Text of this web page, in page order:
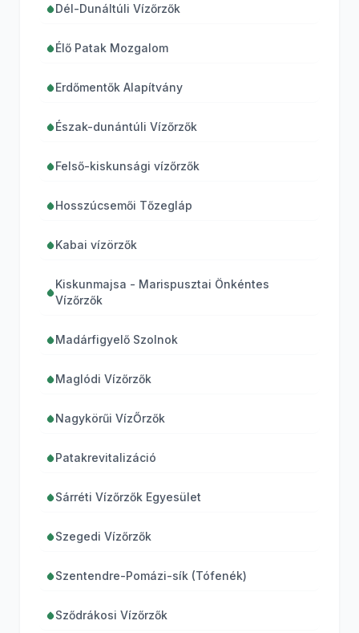
Dél-Dunáltúli Vízőrzők
Élő Patak Mozgalom
Erdőmentők Alapítvány
Észak-dunántúli Vízőrzők
Felső-kiskunsági vízőrzők
Hosszúcsemői Tőzegláp
Kabai vízörzők
Kiskunmajsa - Marispusztai Önkéntes
Vízőrzők
Madárfigyelő Szolnok
Maglódi Vízőrzők
Nagykörűi VízŐrzők
Patakrevitalizáció
Sárréti Vízőrzők Egyesület
Szegedi Vízőrzők
Szentendre-Pomázi-sík (Tófenék)
Sződrákosi Vízőrzők